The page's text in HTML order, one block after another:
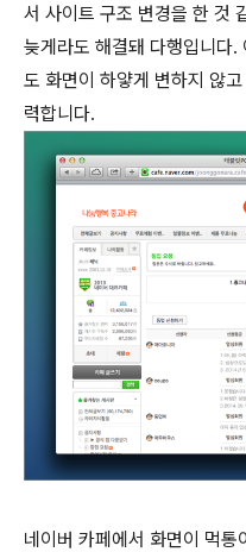
서 사이트 구조 변경을 한 것
늦게라도 해결돼 다행입니다
도 화면이 하얗게 변하지 않
력합니다.
네이버 카페에서 화면이 먹